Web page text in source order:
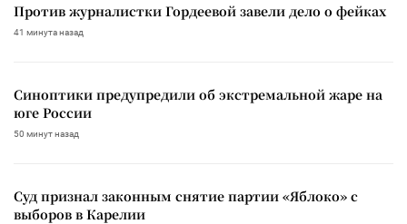
Против журналистки Гордеевой завели дело о фейках
41 минута назад
Синоптики предупредили об экстремальной жаре на
юге России
50 минут назад
Суд признал законным снятие партии «Яблоко» с
выборов в Карелии